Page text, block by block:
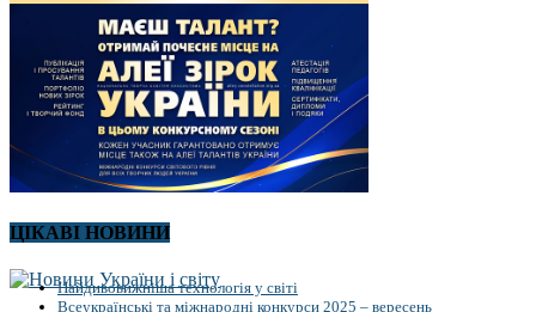
ЦІКАВІ НОВИНИ
Найдивовижніша технологія у світі
Всеукраїнські та міжнародні конкурси 2025 – вересень